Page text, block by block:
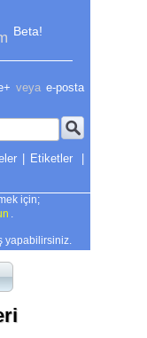
Beta!
veya e-posta
| Etiketler
|
için;
yapabilirsiniz.